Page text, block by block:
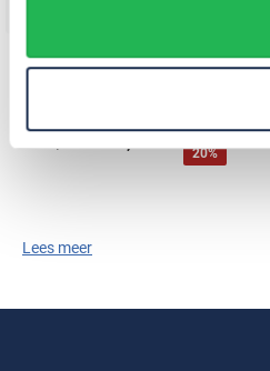
Polo Ralph Lauren
20%
Lees meer